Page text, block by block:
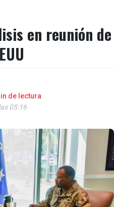
en reunión de
de lectura
05:16